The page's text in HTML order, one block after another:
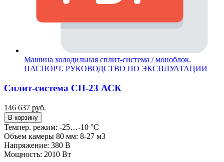
Машина холодильная сплит-система / моноблок.
ПАСПОРТ. РУКОВОДСТВО ПО ЭКСПЛУАТАЦИИ
Сплит-система СН-23 АСК
146 637 руб.
В корзину
Темпер. режим: -25…-10 °C
Объем камеры 80 мм: 8-27 м3
Напряжение: 380 В
Мощность: 2010 Вт